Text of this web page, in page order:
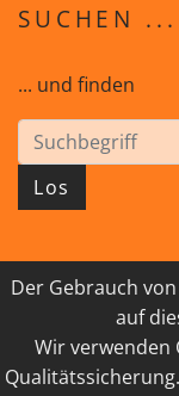
Der Gebrauch
auf
Wir verwenden
SUCHEN ...
... und finden
Los
© 2026